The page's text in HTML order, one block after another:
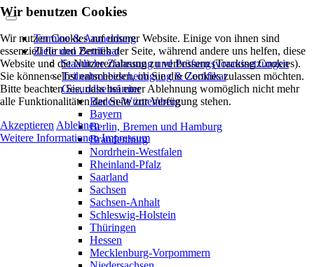
Termine & Anmeldung
Ziele und Zertifikat
Staatliche Zulassung und Prüfungsvoraussetzungen
Teilnahmebescheinigung & Zertifikat
Gesundheitsämter
Baden-Württemberg
Bayern
Berlin, Bremen und Hamburg
Brandenburg
Nordrhein-Westfalen
Rheinland-Pfalz
Saarland
Sachsen
Sachsen-Anhalt
Schleswig-Holstein
Thüringen
Hessen
Mecklenburg-Vorpommern
Wir benutzen Cookies
Wir nutzen Cookies auf unserer Website. Einige von ihnen sind
essenziell für den Betrieb der Seite, während andere uns helfen, diese
Website und die Nutzererfahrung zu verbessern (Tracking Cookies).
Sie können selbst entscheiden, ob Sie die Cookies zulassen möchten.
Bitte beachten Sie, dass bei einer Ablehnung womöglich nicht mehr
alle Funktionalitäten der Seite zur Verfügung stehen.
Akzeptieren Ablehnen
Weitere Informationen Impressum